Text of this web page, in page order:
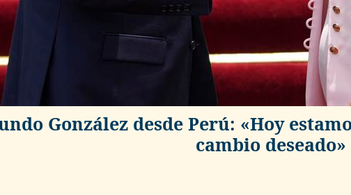
González desde Perú: «Hoy
cambio deseado»